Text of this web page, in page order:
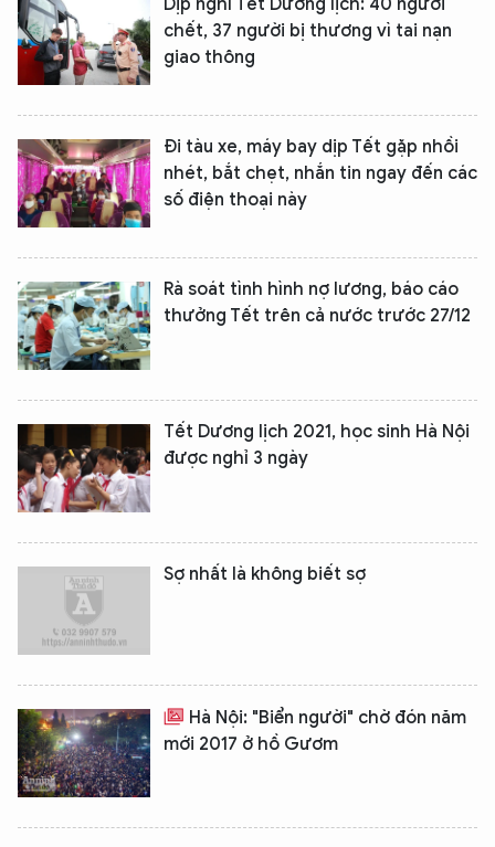
Dịp nghỉ Tết Dương lịch: 40 người
chết, 37 người bị thương vì tai nạn
giao thông
Đi tàu xe, máy bay dịp Tết gặp nhồi
nhét, bắt chẹt, nhắn tin ngay đến các
số điện thoại này
Rà soát tình hình nợ lương, báo cáo
thưởng Tết trên cả nước trước 27/12
Tết Dương lịch 2021, học sinh Hà Nội
được nghỉ 3 ngày
Sợ nhất là không biết sợ
Hà Nội: "Biển người" chờ đón năm
mới 2017 ở hồ Gươm
XIN CHÀO,
TÔI LÀ CHATBOT CỦA
Hãy hỏi tôi bất kỳ điều gì bạn cần biết về
An Ninh Thủ Đô nhé. Tôi sẵn sàng hỗ trợ!